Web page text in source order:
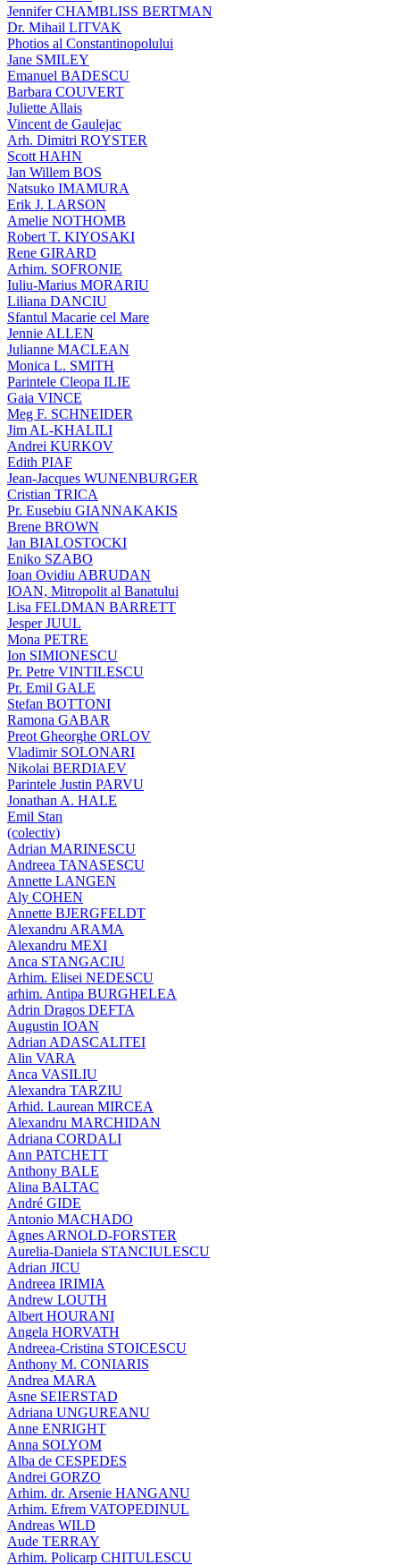
Jennifer CHAMBLISS BERTMAN
Dr. Mihail LITVAK
Photios al Constantinopolului
Jane SMILEY
Emanuel BADESCU
Barbara COUVERT
Juliette Allais
Vincent de Gaulejac
Arh. Dimitri ROYSTER
Scott HAHN
Jan Willem BOS
Natsuko IMAMURA
Erik J. LARSON
Amelie NOTHOMB
Robert T. KIYOSAKI
Rene GIRARD
Arhim. SOFRONIE
Iuliu-Marius MORARIU
Liliana DANCIU
Sfantul Macarie cel Mare
Jennie ALLEN
Julianne MACLEAN
Monica L. SMITH
Parintele Cleopa ILIE
Gaia VINCE
Meg F. SCHNEIDER
Jim AL-KHALILI
Andrei KURKOV
Edith PIAF
Jean-Jacques WUNENBURGER
Cristian TRICA
Pr. Eusebiu GIANNAKAKIS
Brene BROWN
Jan BIALOSTOCKI
Eniko SZABO
Ioan Ovidiu ABRUDAN
IOAN, Mitropolit al Banatului
Lisa FELDMAN BARRETT
Jesper JUUL
Mona PETRE
Ion SIMIONESCU
Pr. Petre VINTILESCU
Pr. Emil GALE
Stefan BOTTONI
Ramona GABAR
Preot Gheorghe ORLOV
Vladimir SOLONARI
Nikolai BERDIAEV
Parintele Justin PARVU
Jonathan A. HALE
Emil Stan
(colectiv)
Adrian MARINESCU
Andreea TANASESCU
Annette LANGEN
Aly COHEN
Annette BJERGFELDT
Alexandru ARAMA
Alexandru MEXI
Anca STANGACIU
Arhim. Elisei NEDESCU
arhim. Antipa BURGHELEA
Adrin Dragos DEFTA
Augustin IOAN
Adrian ADASCALITEI
Alin VARA
Anca VASILIU
Alexandra TARZIU
Arhid. Laurean MIRCEA
Alexandru MARCHIDAN
Adriana CORDALI
Ann PATCHETT
Anthony BALE
Alina BALTAC
André GIDE
Antonio MACHADO
Agnes ARNOLD-FORSTER
Aurelia-Daniela STANCIULESCU
Adrian JICU
Andreea IRIMIA
Andrew LOUTH
Albert HOURANI
Angela HORVATH
Andreea-Cristina STOICESCU
Anthony M. CONIARIS
Andrea MARA
Asne SEIERSTAD
Adriana UNGUREANU
Anne ENRIGHT
Anna SOLYOM
Alba de CESPEDES
Andrei GORZO
Arhim. dr. Arsenie HANGANU
Arhim. Efrem VATOPEDINUL
Andreas WILD
Aude TERRAY
Arhim. Policarp CHITULESCU